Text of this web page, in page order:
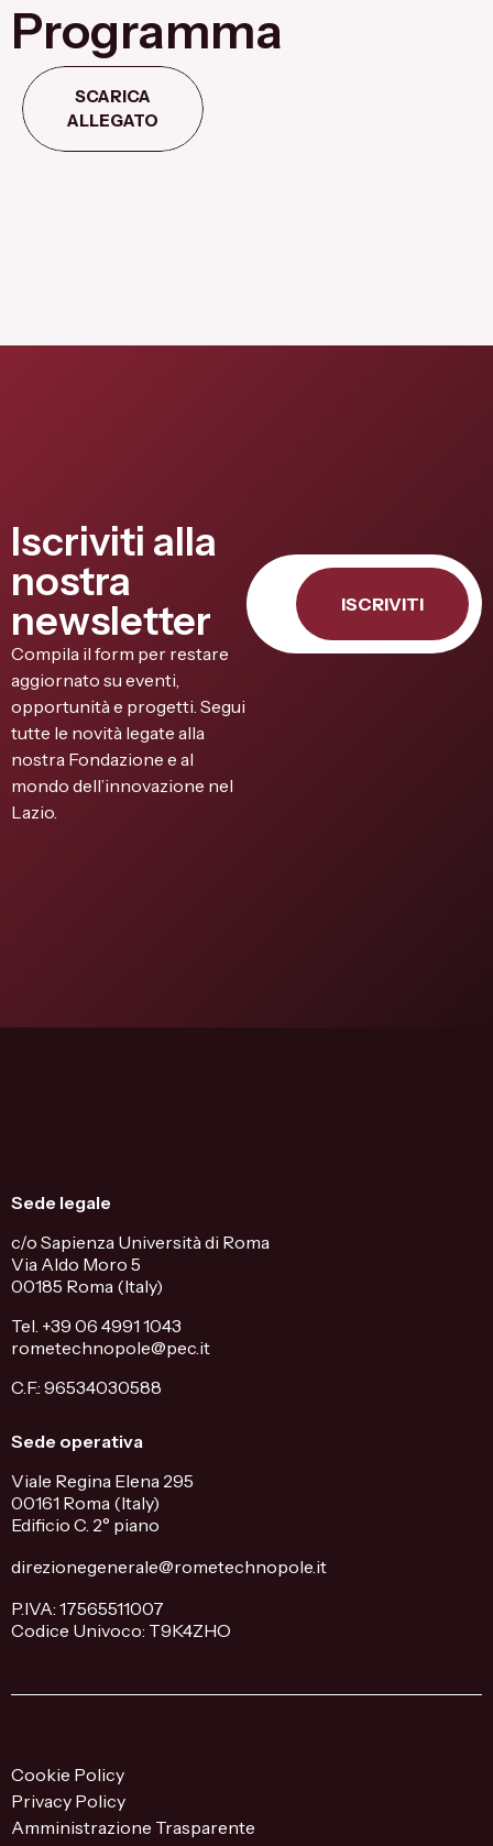
Programma
SCARICA
ALLEGATO
Iscriviti alla
nostra
newsletter
Compila il form per restare
aggiornato su eventi,
opportunità e progetti. Segui
tutte le novità legate alla
nostra Fondazione e al
mondo dell’innovazione nel
Lazio.
ISCRIVITI
Sede legale
c/o Sapienza Università di Roma
Via Aldo Moro 5
00185 Roma (Italy)
Tel. +39 06 4991 1043
rometechnopole@pec.it
C.F.: 96534030588
Sede operativa
Viale Regina Elena 295
00161 Roma (Italy)
Edificio C. 2° piano
direzionegenerale@rometechnopole.it
P.IVA: 17565511007
Codice Univoco: T9K4ZHO
Cookie Policy
Privacy Policy
Amministrazione Trasparente